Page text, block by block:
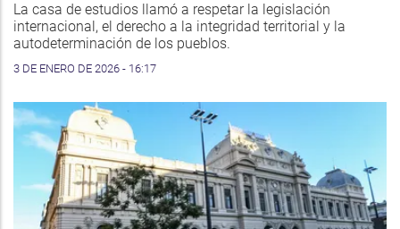
La casa de estudios llamó a respetar la legislación
internacional, el derecho a la integridad territorial y la
autodeterminación de los pueblos.
3 DE ENERO DE 2026 - 16:17